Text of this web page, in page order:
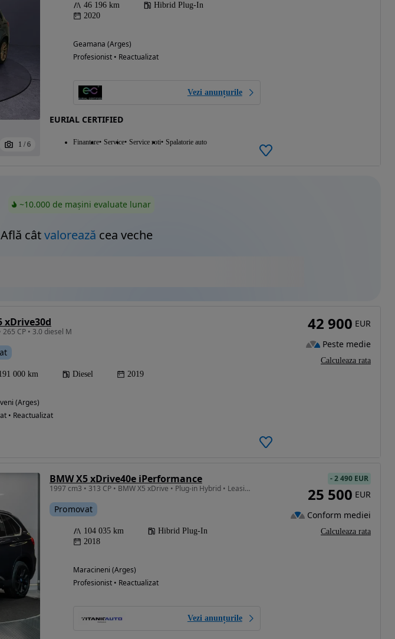
1 / 6
46 196 km
Hibrid Plug-In
2020
Geamana (Arges)
Profesionist • Reactualizat
Vezi anunțurile
EURIAL CERTIFIED
Finantare Service Service roti Spalatorie auto
~10.000 de mașini evaluate lunar
Află câtvalorează cea veche
xDrive30d
265 CP • 3.0 diesel M
000 km Diesel 2019
(Arges)
• Reactualizat
42 900 EUR
Peste medie
Calculeaza rata
BMW X5 xDrive40e iPerformance
1997 cm3 • 313 CP • BMW X5 xDrive • Plug-in Hybrid • Leasing • Rate • Credit •
Promovat
104 035 km
Hibrid Plug-In
2018
Maracineni (Arges)
Profesionist • Reactualizat
Vezi anunțurile
-2 490 EUR
25 500 EUR
Conform mediei
Calculeaza rata